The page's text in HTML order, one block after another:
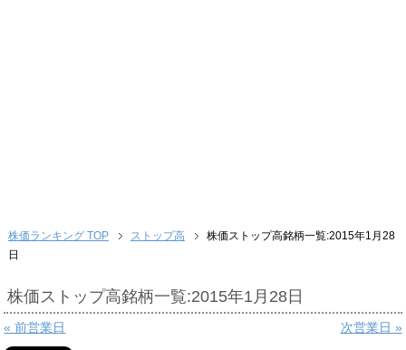
株価ランキング TOP ストップ高
株価ストップ高銘柄一覧:2015年1月28
日
株価ストップ高銘柄一覧:2015年1月28日
« 前営業日 次営業日 »